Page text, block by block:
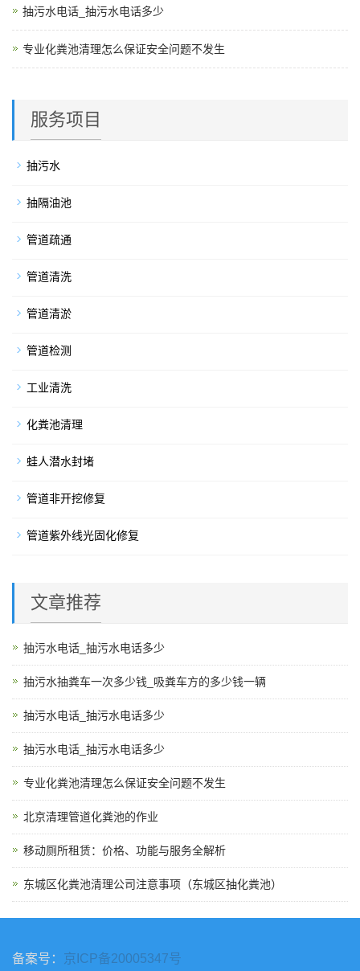
抽污水电话_抽污水电话多少
专业化粪池清理怎么保证安全问题不发生
服务项目
抽污水
抽隔油池
管道疏通
管道清洗
管道清淤
管道检测
工业清洗
化粪池清理
蛙人潜水封堵
管道非开挖修复
管道紫外线光固化修复
文章推荐
抽污水电话_抽污水电话多少
抽污水抽粪车一次多少钱_吸粪车方的多少钱一辆
抽污水电话_抽污水电话多少
抽污水电话_抽污水电话多少
专业化粪池清理怎么保证安全问题不发生
北京清理管道化粪池的作业
移动厕所租赁：价格、功能与服务全解析
东城区化粪池清理公司注意事项（东城区抽化粪池）
备案号： 京ICP备20005347号